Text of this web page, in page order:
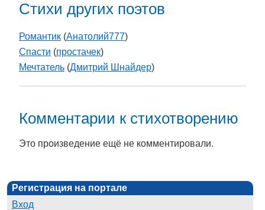
Стихи других поэтов
Романтик (Aнатолий777)
Спасти (простачек)
Мечтатель (Дмитрий Шнайдер)
Комментарии к стихотворению
Это произведение ещё не комментировали.
Регистрация на портале
Вход